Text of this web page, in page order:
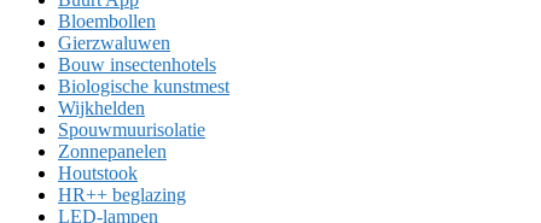
Bloembollen
Gierzwaluwen
Bouw insectenhotels
Biologische kunstmest
Wijkhelden
Spouwmuurisolatie
Zonnepanelen
Houtstook
HR++ beglazing
LED-lampen